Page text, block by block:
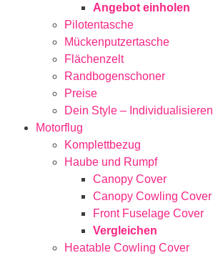
Angebot einholen
Pilotentasche
Mückenputzertasche
Flächenzelt
Randbogenschoner
Preise
Dein Style – Individualisieren
Motorflug
Komplettbezug
Haube und Rumpf
Canopy Cover
Canopy Cowling Cover
Front Fuselage Cover
Vergleichen
Heatable Cowling Cover